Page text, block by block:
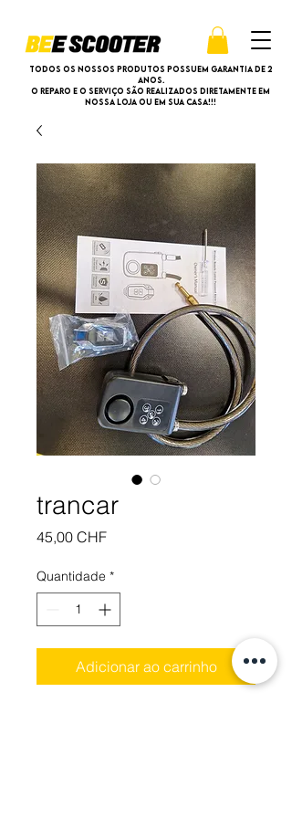
Todos os nossos produtos possuem garantia de 2
anos.
O reparo e o serviço são realizados diretamente em
nossa loja ou em sua casa!!!
trancar
45,00 CHFPreço
Quantidade *
Adicionar ao carrinho